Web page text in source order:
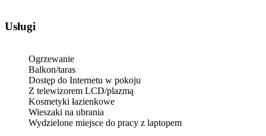
Usługi
Ogrzewanie
Balkon/taras
Dostęp do Internetu w pokoju
Z telewizorem LCD/plazmą
Kosmetyki łazienkowe
Wieszaki na ubrania
Wydzielone miejsce do pracy z laptopem